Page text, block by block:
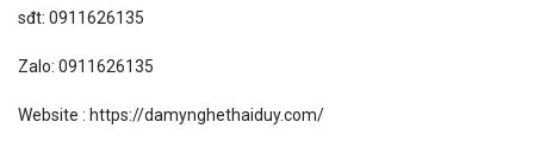
sđt: 0911626135
Zalo: 0911626135
Website : https://damynghethaiduy.com/